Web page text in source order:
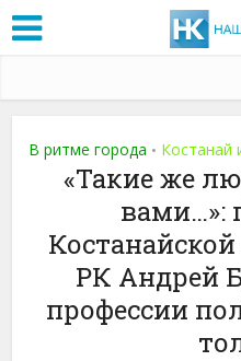
В ритме города • Костанай
«Такие же
вами…»:
РК Андрей
профессии